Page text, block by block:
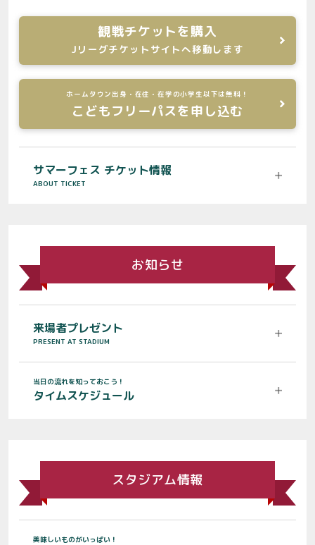
観戦チケットを購入
Jリーグチケットサイトへ移動します
ホームタウン出身・在住・在学の小学生以下は無料！
こどもフリーパスを申し込む
サマーフェス チケット情報
ABOUT TICKET
お知らせ
来場者プレゼント
PRESENT AT STADIUM
当日の流れを知っておこう！
タイムスケジュール
スタジアム情報
美味しいものがいっぱい！